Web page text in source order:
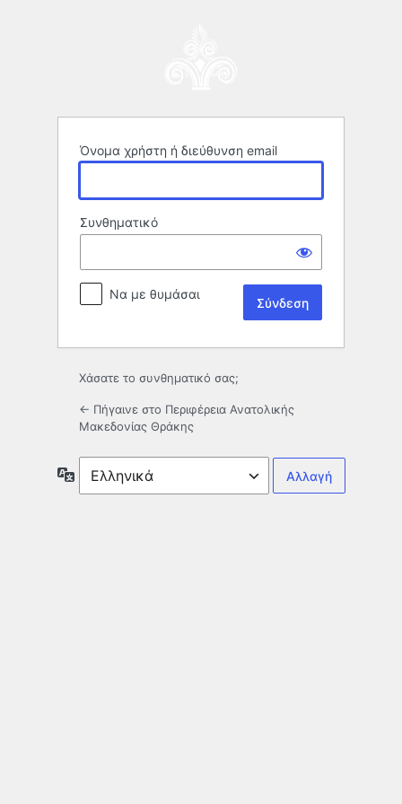
Όνομα χρήστη ή διεύθυνση email
Συνθηματικό
Να με θυμάσαι
Χάσατε το συνθηματικό σας;
← Πήγαινε στο Περιφέρεια Ανατολικής
Μακεδονίας Θράκης
Γλώσσα